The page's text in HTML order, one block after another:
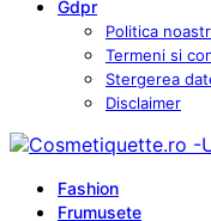
Gdpr
Politica
Termeni si
Stergerea
Disclaimer
Fashion
Frumusete